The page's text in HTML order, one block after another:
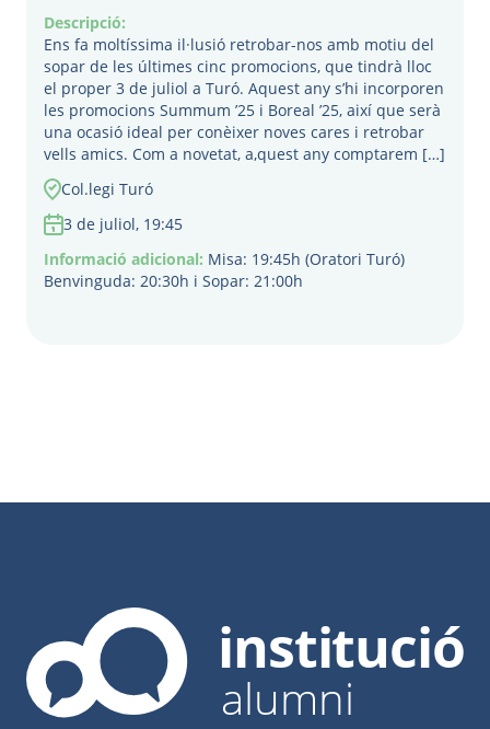
Descripció:
Ens fa moltíssima il·lusió retrobar-nos amb motiu del
sopar de les últimes cinc promocions, que tindrà lloc
el proper 3 de juliol a Turó. Aquest any s’hi incorporen
les promocions Summum ’25 i Boreal ’25, així que serà
una ocasió ideal per conèixer noves cares i retrobar
vells amics. Com a novetat, a,quest any comptarem […]
Col.legi Turó
3 de juliol, 19:45
Informació adicional: Misa: 19:45h (Oratori Turó)
Benvinguda: 20:30h i Sopar: 21:00h
institució
alumni